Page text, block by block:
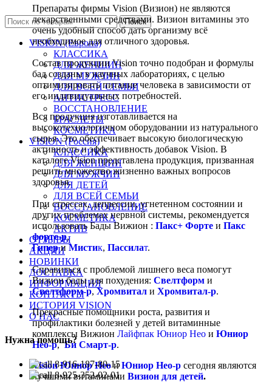
Препараты фирмы Vision (Визион) не являются
лекарственными средствами. Визион витамины это
очень удобный способ дать организму всё
необходимое для отличного здоровья.
Состав продукции Vision точно подобран и формулы
бад созданы в научных лабораториях, с целью
оптимизировать питание человека в зависимости от
его индивидуальных потребностей.
Вся продукция изготавливается на
высокотехнологичном оборудовании из натурального
сырья. Это обеспечивает высокую биологическую
активность и эффективность добавок Vision. В
каталоге Vision представлена продукция, призванная
решить множество жизненно важных вопросов
здоровья.
При стрессах, депрессии, угнетенном состоянии и
других проблемах нервной системы, рекомендуется
использовать Бады Вижион : Пакс+ Форте и Пакс
форте-р,
ГипериМистик, Пассилат.
Справиться с проблемой лишнего веса помогут
Визион бады для похудения: Свелтформ и
Свелтформ-р,Хромвитал и Хромвитал-р.
Прекрасные помощники роста, развития и
профилактики болезней у детей витаминные
комплексы Вижион Лайфпак Юниор Нео и Юниор
Нео-р, Би Смарт-р.
Vision Юниор НеоиЮниор Нео-р сегодня являются
лучшими витаминами Визион для детей.
Поиск
VISION (Европа)
КЛАССИКА
ДЛЯ ЖЕНЩИН
ДЛЯ МУЖЧИН
ДЛЯ ВСЕЙ СЕМЬИ
АНТИСТРЕСС
ВОССТАНОВЛЕНИЕ
БРАСЛЕТЫ
КОСМЕТИКА
VISION (Россия)
КЛАССИКА
ДЛЯ ЖЕНЩИН
ДЛЯ МУЖЧИН
ДЛЯ ДЕТЕЙ
ДЛЯ ВСЕЙ СЕМЬИ
ВОССТАНОВЛЕНИЕ
КОСМЕТИКА
АКТИВ
ОТЗЫВЫ
АКЦИИ
НОВИНКИ
ДОСТАВКА
ИНФОРМАЦИЯ
КОНТАКТЫ
ИСТОРИЯ VISION
О НАС
Нужна помощь?
8-916-187-80-15
8-925-352-02-01